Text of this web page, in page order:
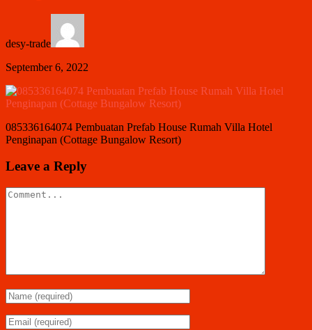
desy-trade
September 6, 2022
085336164074 Pembuatan Prefab House Rumah Villa Hotel
Penginapan (Cottage Bungalow Resort)
Leave a Reply